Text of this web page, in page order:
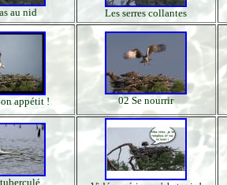
au nid Les serres collantes
appétit ! 02 Se nourrir